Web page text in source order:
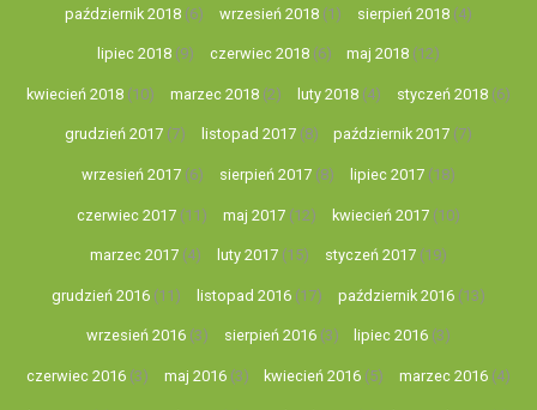
październik 2018 (6) wrzesień 2018 (1) sierpień 2018(4)
lipiec 2018(9) czerwiec 2018(6) maj 2018 (12)
kwiecień 2018 (10) marzec 2018 (2) luty 2018(4) styczeń 2018(6)
grudzień 2017(7) listopad 2017(8) październik 2017 (7)
wrzesień 2017 (6) sierpień 2017 (8) lipiec 2017(18)
czerwiec 2017 (11) maj 2017 (12) kwiecień 2017(10)
marzec 2017 (4) luty 2017 (15) styczeń 2017(19)
grudzień 2016 (11) listopad 2016 (17) październik 2016(13)
wrzesień 2016(3) sierpień 2016(3) lipiec 2016 (3)
czerwiec 2016(3) maj 2016(3) kwiecień 2016 (5) marzec 2016 (4)